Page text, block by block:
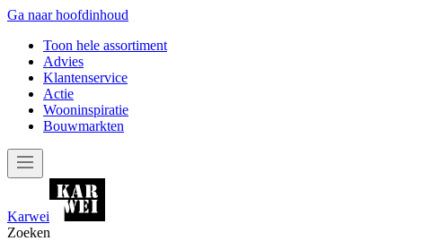
Ga naar hoofdinhoud
Toon hele assortiment
Advies
Klantenservice
Actie
Wooninspiratie
Bouwmarkten
Karwei
Zoeken